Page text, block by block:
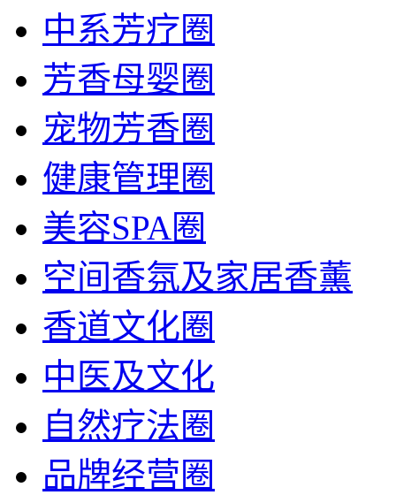
中系芳疗圈
芳香母婴圈
宠物芳香圈
健康管理圈
美容SPA圈
空间香氛及家居香薰
香道文化圈
中医及文化
自然疗法圈
品牌经营圈